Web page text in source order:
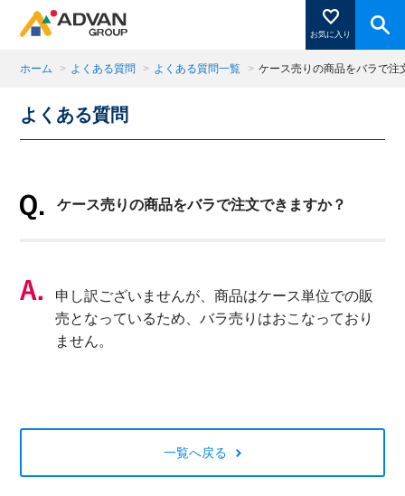
お気に入り
商品ページにある「お気に入り登録」を押すと登録した
商品がここに表示されます。
ホーム > よくある質問 > よくある質問一覧 > ケース売りの商品をバラで注
よくある質問
ケース売りの商品をバラで注文できますか？
申し訳ございませんが、商品はケース単位での販
売となっているため、バラ売りはおこなっており
ません。
一覧へ戻る